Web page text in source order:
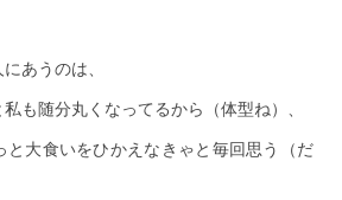
あうのは、
も随分丸くなってるから（体型ね）、
と大食いをひかえなきゃと毎回思う（だ